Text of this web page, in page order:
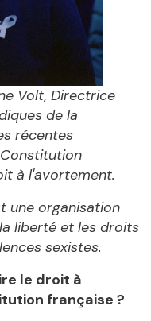
Volt, Directrice
de la
récentes
à l'avortement.
une organisation
liberté et les droits
sexistes.
le droit à
française ?